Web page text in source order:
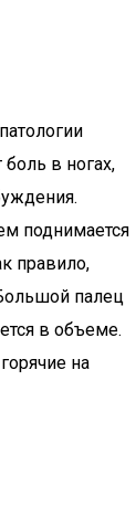
боль в ногах,
поднимается
правило,
палец
в объеме.
на